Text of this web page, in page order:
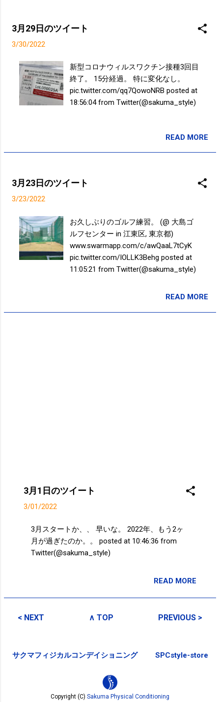
3月29日のツイート
3/30/2022
新型コロナウィルスワクチン接種3回目
終了。 15分経過。 特に変化なし。
pic.twitter.com/qq7QowoNRB posted at
18:56:04 from Twitter(@sakuma_style)
READ MORE
3月23日のツイート
3/23/2022
お久しぶりのゴルフ練習。 (@ 大島ゴ
ルフセンター in 江東区, 東京都)
www.swarmapp.com/c/awQaaL7tCyK
pic.twitter.com/IOLLK3Behg posted at
11:05:21 from Twitter(@sakuma_style)
READ MORE
3月1日のツイート
3/01/2022
3月スタートか、、 早いな。 2022年、もう2ヶ
月が過ぎたのか。。 posted at 10:46:36 from
Twitter(@sakuma_style)
READ MORE
< NEXT PREVIOUS >
∧ TOP
サクマフィジカルコンデイショニング SPCstyle-store
Copyright (C) Sakuma Physical Conditioning